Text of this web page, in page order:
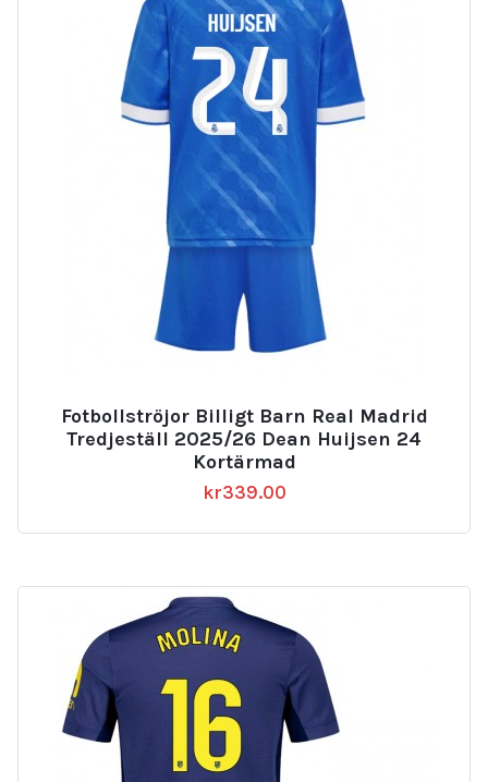
Fotbollströjor Billigt Barn Real Madrid
Tredjeställ 2025/26 Dean Huijsen 24
Kortärmad
kr339.00